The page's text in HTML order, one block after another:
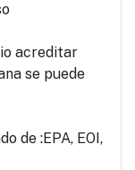
acreditar
se puede
de :EPA, EOI,